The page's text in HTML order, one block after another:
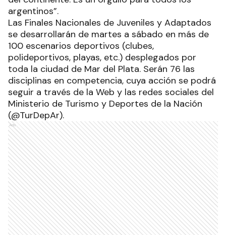
argentinos”.
Las Finales Nacionales de Juveniles y Adaptados
se desarrollarán de martes a sábado en más de
100 escenarios deportivos (clubes,
polideportivos, playas, etc.) desplegados por
toda la ciudad de Mar del Plata. Serán 76 las
disciplinas en competencia, cuya acción se podrá
seguir a través de la Web y las redes sociales del
Ministerio de Turismo y Deportes de la Nación
(@TurDepAr).
Ads